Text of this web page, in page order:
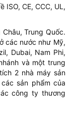
ISO, CE, CCC, UL,
Trung Quốc.
các nước như Mỹ,
Dubai, Nam Phi,
và một trung
2 nhà máy sản
sản phẩm của
công ty thương